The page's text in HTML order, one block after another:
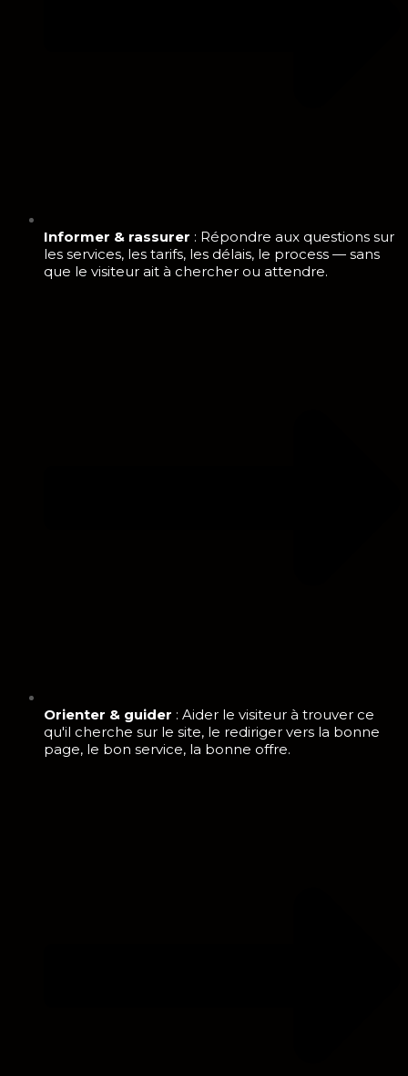
Informer & rassurer : Répondre aux questions sur
les services, les tarifs, les délais, le process — sans
que le visiteur ait à chercher ou attendre.
Orienter & guider : Aider le visiteur à trouver ce
qu'il cherche sur le site, le rediriger vers la bonne
page, le bon service, la bonne offre.